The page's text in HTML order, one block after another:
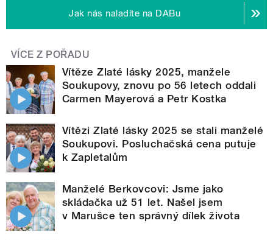
Jak nás naladíte na DABu
VÍCE Z POŘADU
Vítěze Zlaté lásky 2025, manžele
Soukupovy, znovu po 56 letech oddali
Carmen Mayerová a Petr Kostka
Vítězi Zlaté lásky 2025 se stali manželé
Soukupovi. Posluchačská cena putuje
k Zapletalům
Manželé Berkovcovi: Jsme jako
skládačka už 51 let. Našel jsem
v Marušce ten správný dílek života